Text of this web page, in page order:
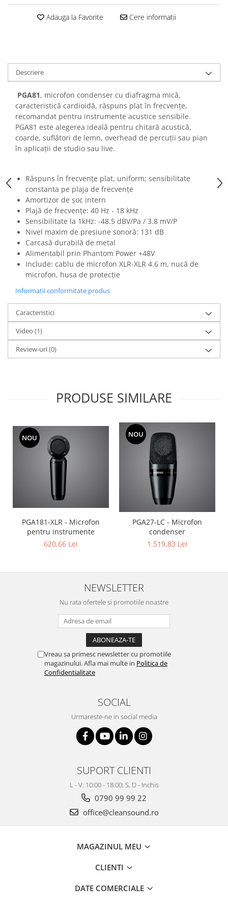
Casti
Casti cu fir
Interfete audio
Microfoane
Accesorii pentru Microfoane
Headset-uri si lavaliere
Microfoane cu fir pentru live
Microfoane de captura
Microfoane pentru instrumente
Seturi de microfoane
Sisteme wireless
Mixere
Accesorii mixere
Mixere analogice
Mixere digitale
Mixere pentru DJ
Monitorizare In-Ear
Stative pentru Boxe
Stative pentru Microfoane
Adauga la Favorite Cere informatii
Descriere
PGA81, microfon condenser cu diafragma mică,
caracteristică cardioidă, răspuns plat în frecvențe,
recomandat pentru instrumente acustice sensibile.
PGA81 este alegerea ideală pentru chitară acustică,
coarde, suflători de lemn, overhead de percuții sau pian
în aplicații de studio sau live.
Răspuns în frecvențe plat, uniform; sensibilitate
constanta pe plaja de frecvențe
Amortizor de șoc intern
Plajă de frecvențe: 40 Hz - 18 kHz
Sensibilitate la 1kHz: -48.5 dBV/Pa / 3.8 mV/P
Nivel maxim de presiune sonoră: 131 dB
Carcasă durabilă de metal
Alimentabil prin Phantom Power +48V
Include: cablu de microfon XLR-XLR 4.6 m, nucă de
microfon, husa de protecție
Informatii conformitate produs
Caracteristici
Video (1)
Review-uri(0)
PRODUSE SIMILARE
NOU
PGA181-XLR - Microfon
pentru instrumente
620,66 Lei
NOU
PGA27-LC - Microfon
condenser
1.519,83 Lei
NEWSLETTER
Nu rata ofertele si promotiile noastre
Vreau sa primesc newsletter cu promotiile
magazinului. Afla mai multe in Politica de
Confidentialitate
SOCIAL
Urmareste-ne in social media
SUPORT CLIENTI
L - V: 10:00 - 18:00; S, D - Inchis
0790 99 99 22
office@cleansound.ro
MAGAZINUL MEU
CLIENTI
DATE COMERCIALE